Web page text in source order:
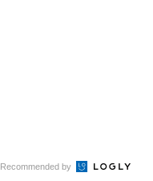
Recommended by